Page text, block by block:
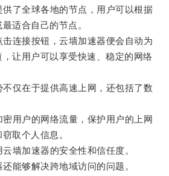
了全球各地的节点，用户可以根据
适合自己的节点。
接按钮，云墙加速器便会自动为
让用户可以享受快速、稳定的网络
在于提供高速上网，还包括了数
户的网络流量，保护用户的上网
取个人信息。
加速器的安全性和信任度。
够解决跨地域访问的问题。